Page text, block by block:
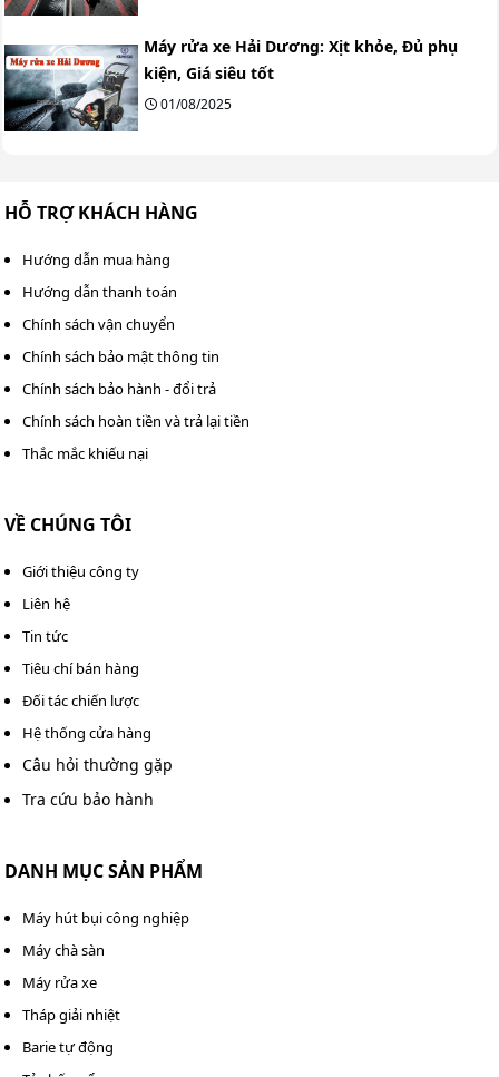
Máy rửa xe Hải Dương: Xịt khỏe, Đủ phụ
kiện, Giá siêu tốt
01/08/2025
HỖ TRỢ KHÁCH HÀNG
Hướng dẫn mua hàng
Hướng dẫn thanh toán
Chính sách vận chuyển
Chính sách bảo mật thông tin
Chính sách bảo hành - đổi trả
Chính sách hoàn tiền và trả lại tiền
Thắc mắc khiếu nại
VỀ CHÚNG TÔI
Giới thiệu công ty
Liên hệ
Tin tức
Tiêu chí bán hàng
Đối tác chiến lược
Hệ thống cửa hàng
Câu hỏi thường gặp
Tra cứu bảo hành
DANH MỤC SẢN PHẨM
Máy hút bụi công nghiệp
Máy chà sàn
Máy rửa xe
Tháp giải nhiệt
Barie tự động